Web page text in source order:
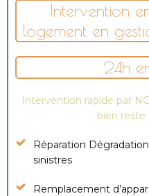
Intervention
logement en
24h
Intervention rapide par
bien reste
Réparation
sinistres
Remplacement